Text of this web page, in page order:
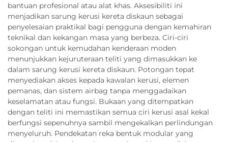
bantuan profesional atau alat khas. Aksesibiliti ini
menjadikan sarung kerusi kereta diskaun sebagai
penyelesaian praktikal bagi pengguna dengan kemahiran
teknikal dan kekangan masa yang berbeza. Ciri-ciri
sokongan untuk kemudahan kenderaan moden
menunjukkan kejuruteraan teliti yang dimasukkan ke
dalam sarung kerusi kereta diskaun. Potongan tepat
menyediakan akses kepada kawalan kerusi, elemen
pemanas, dan sistem airbag tanpa menggadaikan
keselamatan atau fungsi. Bukaan yang ditempatkan
dengan teliti ini memastikan semua ciri kerusi asal kekal
berfungsi sepenuhnya sambil mengekalkan perlindungan
menyeluruh. Pendekatan reka bentuk modular yang